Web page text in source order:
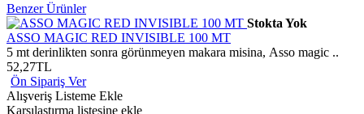
Benzer Ürünler
Stokta Yok
ASSO MAGIC RED INVISIBLE 100 MT
5 mt derinlikten sonra görünmeyen makara misina, Asso magic ..
52,27TL
Ön Sipariş Ver
Alışveriş Listeme Ekle
Karşılaştırma listesine ekle